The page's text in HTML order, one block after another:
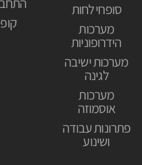
סופחי לחות
מערכות
הידרופוניות
מערכות ישיבה
לגינה
מערכות
אוסמוזה
פתרונות עבודה
ושינוע